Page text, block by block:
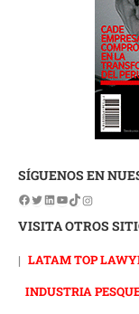
SÍGUENOS EN
VISITA OTROS
| LATAM TOP
INDUSTRIA